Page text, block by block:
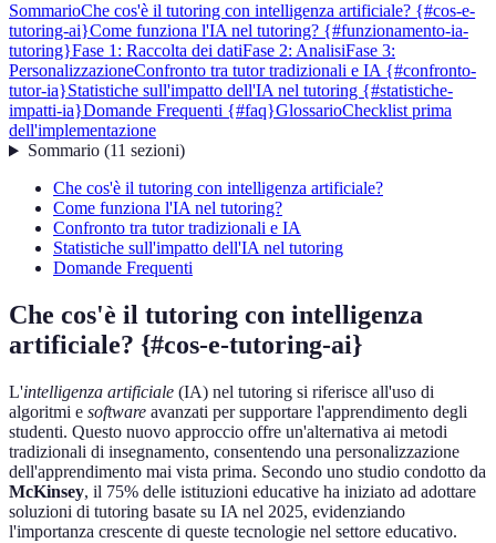
SommarioChe cos'è il tutoring con intelligenza artificiale? {#cos-e-
tutoring-ai}Come funziona l'IA nel tutoring? {#funzionamento-ia-
tutoring}Fase 1: Raccolta dei datiFase 2: AnalisiFase 3:
PersonalizzazioneConfronto tra tutor tradizionali e IA {#confronto-
tutor-ia}Statistiche sull'impatto dell'IA nel tutoring {#statistiche-
impatti-ia}Domande Frequenti {#faq}GlossarioChecklist prima
dell'implementazione
Sommario(11 sezioni)
Che cos'è il tutoring con intelligenza artificiale?
Come funziona l'IA nel tutoring?
Confronto tra tutor tradizionali e IA
Statistiche sull'impatto dell'IA nel tutoring
Domande Frequenti
Che cos'è il tutoring con intelligenza
artificiale? {#cos-e-tutoring-ai}
L'intelligenza artificiale (IA) nel tutoring si riferisce all'uso di
algoritmi e software avanzati per supportare l'apprendimento degli
studenti. Questo nuovo approccio offre un'alternativa ai metodi
tradizionali di insegnamento, consentendo una personalizzazione
dell'apprendimento mai vista prima. Secondo uno studio condotto da
McKinsey, il 75% delle istituzioni educative ha iniziato ad adottare
soluzioni di tutoring basate su IA nel 2025, evidenziando
l'importanza crescente di queste tecnologie nel settore educativo.